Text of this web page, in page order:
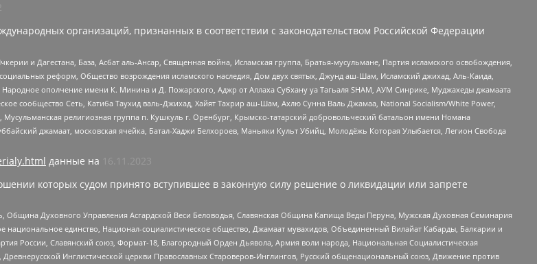
организаций, признанных в соответствии с законодательством Российской Федерации
и Дагестана, База, Асбат аль-Ансар, Священная война, Исламская группа, Братья-мусульмане, Партия исламского освобождения,
реформ, Общество возрождения исламского наследия, Дом двух святых, Джунд аш-Шам, Исламский джихад, Аль-Каида,
ополчение имени К. Минина и Д. Пожарского, Аджр от Аллаха Субхану уа Тагьаля SHAM, АУМ Синрике, Муджахеды джамаата
сообщество Сеть, Катиба Таухид валь-Джихад, Хайят Тахрир аш-Шам, Ахлю Сунна Валь Джамаа, National Socialism/White Power,
религиозная группа п. Кушкуль г. Оренбург, Крымско-татарский добровольческий батальон имени Номана
джамаат, московская ячейка, Батал-Хаджи Белхороев, Маньяки Культ Убийц, Молодёжь Которая Улыбается, Легион Свобода
данные на
16.11.2023
которых судом принято вступившее в законную силу решение о ликвидации или запрете
Духовного Управления Асгардской Веси Беловодья, Славянская Община Капища Веды Перуна, Мужская Духовная Семинария
единство, Национал-социалистическое общество, Джамаат мувахидов, Объединенный Вилайат Кабарды, Балкарии и
России, Славянский союз, Формат-18, Благородный Орден Дьявола, Армия воли народа, Национальная Социалистическая
Инглистической церкви Православных Староверов-Инглингов, Русский общенациональный союз, Движение против